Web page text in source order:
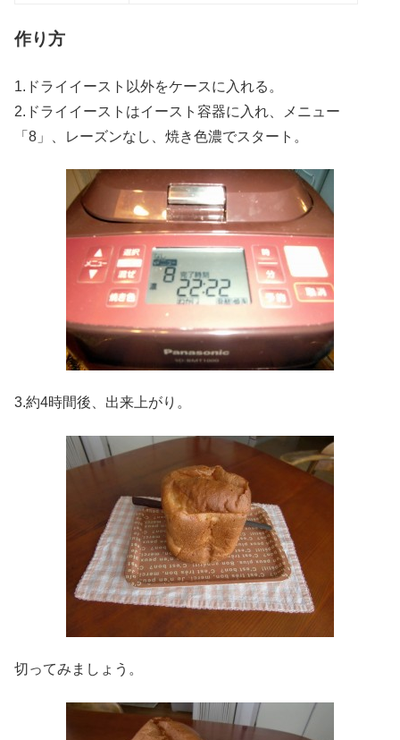
作り方
1.ドライイースト以外をケースに入れる。
2.ドライイーストはイースト容器に入れ、メニュー
「8」、レーズンなし、焼き色濃でスタート。
3.約4時間後、出来上がり。
切ってみましょう。